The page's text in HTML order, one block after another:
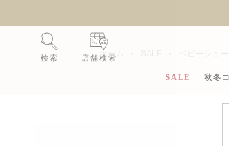
検索 店舗検索
SALE 秋冬
ホーム